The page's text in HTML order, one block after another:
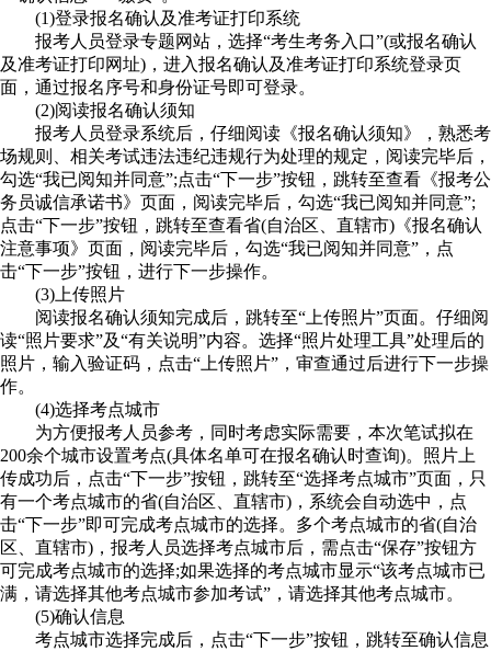
(1)登录报名确认及准考证打印系统
报考人员登录专题网站，选择“考生考务入口”(或报名确认
及准考证打印网址)，进入报名确认及准考证打印系统登录页
面，通过报名序号和身份证号即可登录。
(2)阅读报名确认须知
报考人员登录系统后，仔细阅读《报名确认须知》，熟悉考
场规则、相关考试违法违纪违规行为处理的规定，阅读完毕后，
勾选“我已阅知并同意”;点击“下一步”按钮，跳转至查看《报考公
务员诚信承诺书》页面，阅读完毕后，勾选“我已阅知并同意”;
点击“下一步”按钮，跳转至查看省(自治区、直辖市)《报名确认
注意事项》页面，阅读完毕后，勾选“我已阅知并同意”，点
击“下一步”按钮，进行下一步操作。
(3)上传照片
阅读报名确认须知完成后，跳转至“上传照片”页面。仔细阅
读“照片要求”及“有关说明”内容。选择“照片处理工具”处理后的
照片，输入验证码，点击“上传照片”，审查通过后进行下一步操
作。
(4)选择考点城市
为方便报考人员参考，同时考虑实际需要，本次笔试拟在
200余个城市设置考点(具体名单可在报名确认时查询)。照片上
传成功后，点击“下一步”按钮，跳转至“选择考点城市”页面，只
有一个考点城市的省(自治区、直辖市)，系统会自动选中，点
击“下一步”即可完成考点城市的选择。多个考点城市的省(自治
区、直辖市)，报考人员选择考点城市后，需点击“保存”按钮方
可完成考点城市的选择;如果选择的考点城市显示“该考点城市已
满，请选择其他考点城市参加考试”，请选择其他考点城市。
(5)确认信息
考点城市选择完成后，点击“下一步”按钮，跳转至确认信息